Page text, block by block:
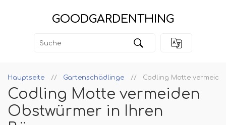
GOODGARDENTHING
Hauptseite Gartenschädlinge Codling Motte
Codling Motte vermeiden
Obstwürmer in Ihren